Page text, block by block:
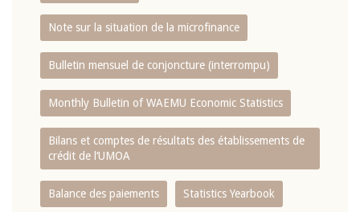
Note sur la situation de la microfinance
Bulletin mensuel de conjoncture (interrompu)
Monthly Bulletin of WAEMU Economic Statistics
Bilans et comptes de résultats des établissements de
crédit de l‘UMOA
Balance des paiements Statistics Yearbook